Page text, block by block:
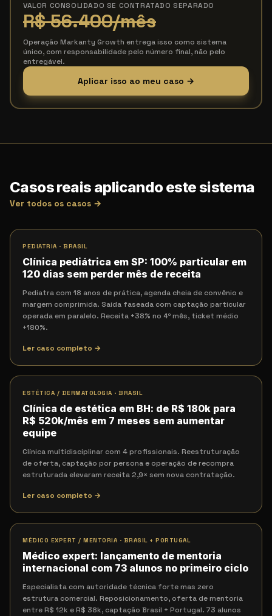
VALOR CONSOLIDADO SE CONTRATADO SEPARADO
R$ 56.400/mês
Operação Markanty Growth entrega isso como sistema
único, com responsabilidade pelo número final, não pelo
entregável.
Aplicar isso ao meu caso →
Casos reais aplicando este sistema
Ver todos os casos →
PEDIATRIA · BRASIL
Clínica pediátrica em SP: 100% particular em
120 dias sem perder mês de receita
Pediatra com 18 anos de prática, agenda cheia de convênio e
margem comprimida. Saída faseada com captação particular
operada em paralelo. Receita +38% no 4º mês, ticket médio
+180%.
Ler caso completo →
ESTÉTICA / DERMATOLOGIA · BRASIL
Clínica de estética em BH: de R$ 180k para
R$ 520k/mês em 7 meses sem aumentar
equipe
Clínica multidisciplinar com 4 profissionais. Reestruturação
de oferta, captação por persona e operação de recompra
estruturada elevaram receita 2,9× sem nova contratação.
Ler caso completo →
MÉDICO EXPERT / MENTORIA · BRASIL + PORTUGAL
Médico expert: lançamento de mentoria
internacional com 73 alunos no primeiro ciclo
Especialista com autoridade técnica forte mas zero
estrutura comercial. Reposicionamento, oferta de mentoria
entre R$ 12k e R$ 38k, captação Brasil + Portugal. 73 alunos